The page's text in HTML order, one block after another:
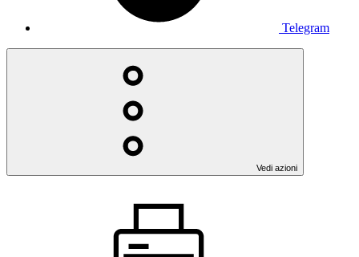
Telegram
Vedi azioni